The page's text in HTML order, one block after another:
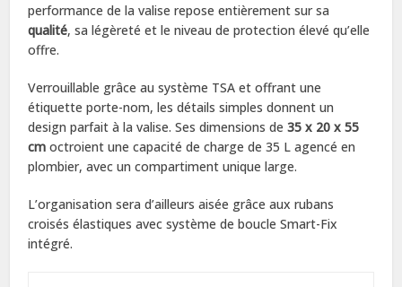
performance de la valise repose entièrement sur sa
qualité, sa légèreté et le niveau de protection élevé qu’elle
offre.
Verrouillable grâce au système TSA et offrant une
étiquette porte-nom, les détails simples donnent un
design parfait à la valise. Ses dimensions de35 x 20 x 55
cm octroient une capacité de charge de 35 L agencé en
plombier, avec un compartiment unique large.
L’organisation sera d’ailleurs aisée grâce aux rubans
croisés élastiques avec système de boucle Smart-Fix
intégré.